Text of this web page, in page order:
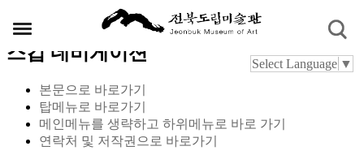
스킵 네비게이션
본문으로 바로가기
탑메뉴로 바로가기
메인메뉴를 생략하고 하위메뉴로 바로 가기
연락처 및 저작권으로 바로가기
Select Language ▼